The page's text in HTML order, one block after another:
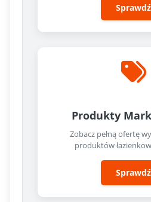
Sprawdź
Produkty
Zobacz pełną ofertę
produktów
Sprawdź